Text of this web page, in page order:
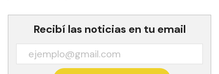
Recibí las noticias en tu email